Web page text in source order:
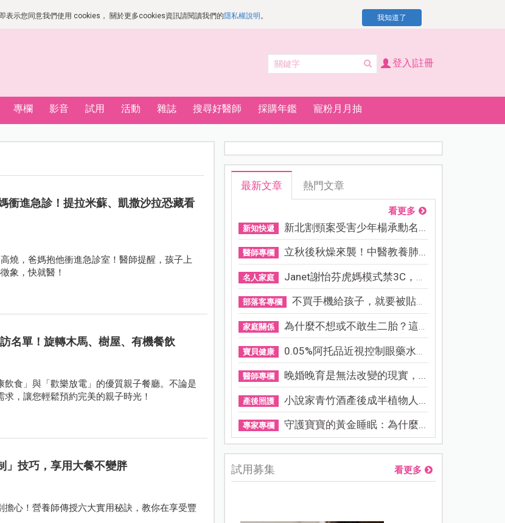
表示您同意我們使用 cookies， 關於更多cookies資訊請閱讀我們的隱私權說明 。 我知道了
登入|註冊
專欄 影音 試用 活動 雜誌 搜尋好醫師 採購年鑑 寵粉月月抽
衝進急診！提拉米蘇、凱撒沙拉恐藏看
燒，爸媽抱他衝進急診室！醫師提醒，孩子上
象，快就醫！
名單！旋轉木馬、樹屋、有機餐飲
食」與「歡樂放電」的優質親子餐廳。不論是
，讓您輕鬆預約完美的親子時光！
」技巧，享用大餐不變胖
心！營養師傳授六大實用秘訣，教你在享受豐
最新文章 熱門文章
看更多
新知快遞 新北割頸案受害少年楊承勳名...
醫師專欄 立秋後秋燥來襲！中醫教養肺...
名人家庭 Janet謝怡芬虎媽模式禁3C，看...
部落客專欄 不買手機給孩子，就要被貼「...
家庭關係 為什麼不想或不敢生二胎？這8...
寶貝健康 0.05%阿托品近視控制眼藥水納...
醫師專欄 晚婚晚育是無法改變的現實，...
產後照護 小說家青竹酒產後成半植物人...
專家專欄 守護寶寶的黃金睡眠：為什麼...
試用募集 看更多